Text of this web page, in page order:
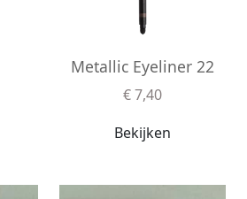
Metallic Eyeliner 22
€ 7,40
Bekijken